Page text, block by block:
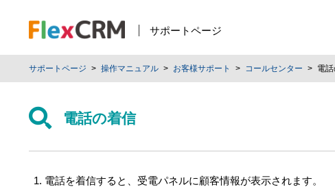
サポートページ
サポートページ 操作マニュアル お客様サポート コールセンター 電
電話の着信
電話を着信すると、受電パネルに顧客情報が表示されます。